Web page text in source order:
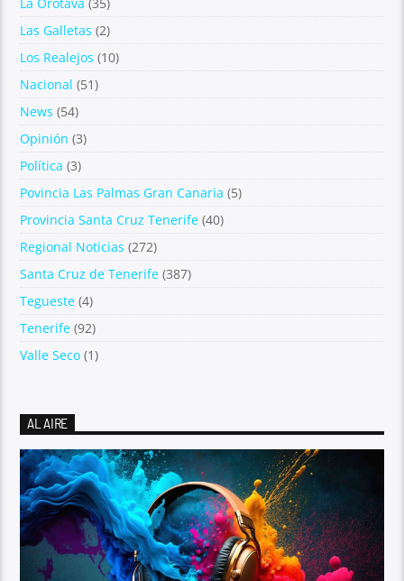
La Orotava (35)
Las Galletas (2)
Los Realejos (10)
Nacional (51)
News (54)
Opinión (3)
Política (3)
Povincia Las Palmas Gran Canaria (5)
Provincia Santa Cruz Tenerife (40)
Regional Noticias (272)
Santa Cruz de Tenerife (387)
Tegueste (4)
Tenerife (92)
Valle Seco (1)
AL AIRE